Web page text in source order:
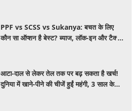
PPF vs SCSS vs Sukanya: बचत के लिए
कौन सा ऑप्शन है बेस्ट? ब्याज, लॉक-इन और टैक्स
आटा-दाल से लेकर तेल तक पर बढ़ सकता है खर्च!
दुनिया में खाने-पीने की चीजें हुईं महंगी, 3 साल के